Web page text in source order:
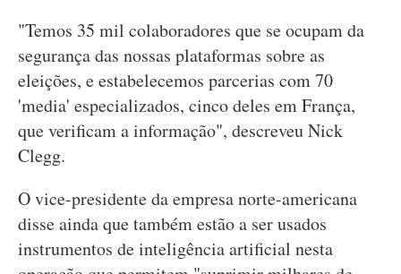
"Temos 35 mil colaboradores que se ocupam da
segurança das nossas plataformas sobre as
eleições, e estabelecemos parcerias com 70
'media' especializados, cinco deles em França,
que verificam a informação", descreveu Nick
Clegg.
O vice-presidente da empresa norte-americana
disse ainda que também estão a ser usados
instrumentos de inteligência artificial nesta